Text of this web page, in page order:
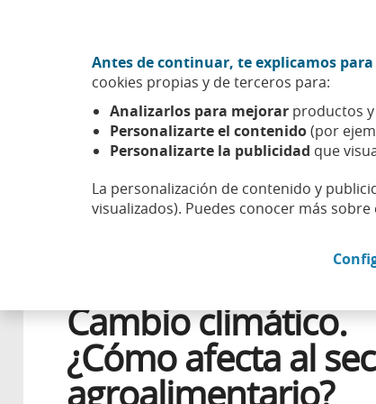
Antes de continuar, te explicamos
cookies propias y de terceros para:
Analizarlos para mejorar productos
Personalizarte el contenido(por
Personalizarte la publicidad que
La personalización de contenido y
visualizados). Puedes conocer más
Sobre nosotros
Esfera Compromiso Planeta Cambio
14 DICIEMBRE 2017
Cambio climático.
¿Cómo afecta al
agroalimentario?